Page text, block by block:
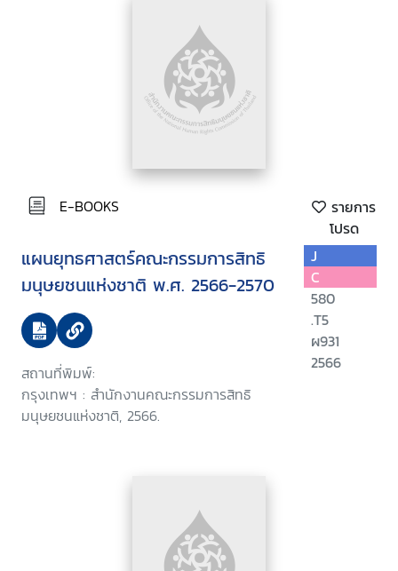
E-BOOKS
รายการ
โปรด
แผนยุทธศาสตร์คณะกรรมการสิทธิ
มนุษยชนแห่งชาติ พ.ศ. 2566-2570
สถานที่พิมพ์:
กรุงเทพฯ : สำนักงานคณะกรรมการสิทธิ
มนุษยชนแห่งชาติ, 2566.
J
C
580
.T5
ผ931
2566